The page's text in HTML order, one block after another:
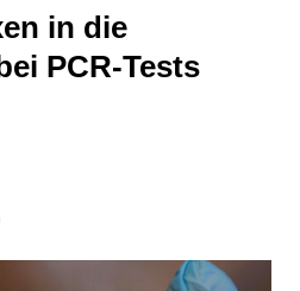
in die
PCR-Tests